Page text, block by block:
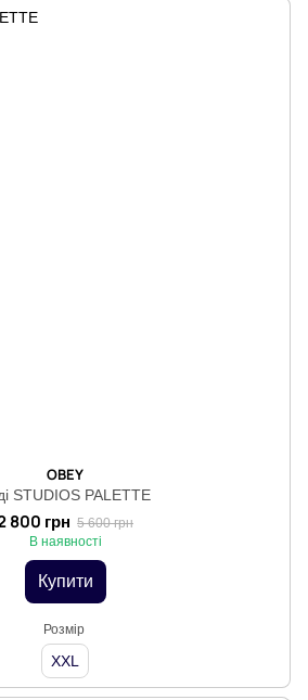
OBEY
STUDIOS PALETTE
800 грн 5 600 грн
В наявності
Купити
Розмір
XXL